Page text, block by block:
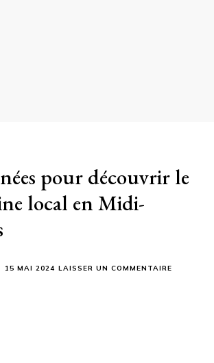
pour découvrir le
local en Midi-
15 MAI 2024 LAISSER UN COMMENTAIRE